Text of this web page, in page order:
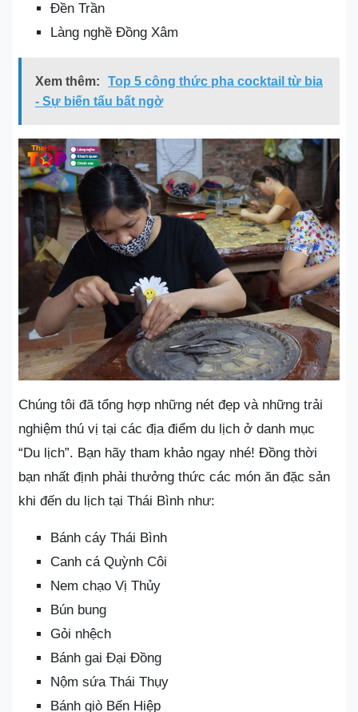
Đền Trần
Làng nghề Đồng Xâm
Xem thêm:
Top 5 công thức pha cocktail từ bia
- Sự biến tấu bất ngờ
Chúng tôi đã tổng hợp những nét đẹp và những trải
nghiệm thú vị tại các địa điểm du lịch ở danh mục
“Du lịch”. Bạn hãy tham khảo ngay nhé! Đồng thời
bạn nhất định phải thưởng thức các món ăn đặc sản
khi đến du lịch tại Thái Bình như:
Bánh cáy Thái Bình
Canh cá Quỳnh Côi
Nem chạo Vị Thủy
Bún bung
Gỏi nhệch
Bánh gai Đại Đồng
Nộm sứa Thái Thụy
Bánh giò Bến Hiệp